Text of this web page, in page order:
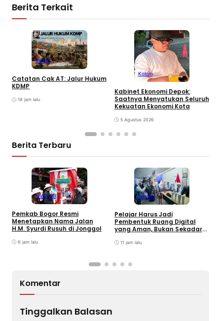
Berita Terkait
Kolom
Catatan Cak AT: Jalur Hukum
KDMP
18 jam lalu
Kolom
Kabinet Ekonomi Depok:
Saatnya Menyatukan Seluruh
Kekuatan Ekonomi Kota
5 Agustus 2026
Berita Terbaru
Nasional
Pemkab Bogor Resmi
Menetapkan Nama Jalan
H.M. Syurdi Rusuh di Jonggol
6 jam lalu
Sekolah
Pelajar Harus Jadi
Pembentuk Ruang Digital
yang Aman, Bukan Sekadar
11 jam lalu
Komentar
Tinggalkan Balasan